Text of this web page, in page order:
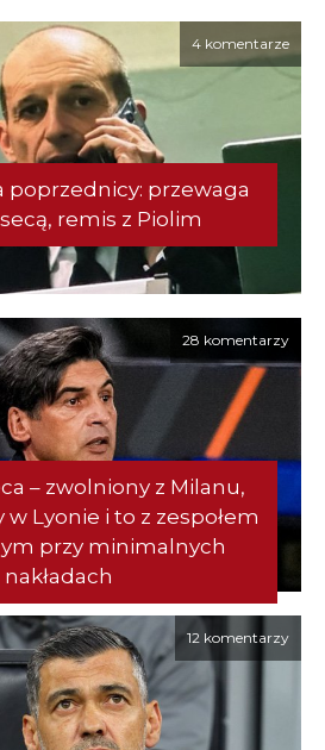
4 komentarze
poprzednicy: przewaga
remis z Piolim
28 komentarzy
– zwolniony z Milanu,
Lyonie i to z zespołem
przy minimalnych
nakładach
12 komentarzy